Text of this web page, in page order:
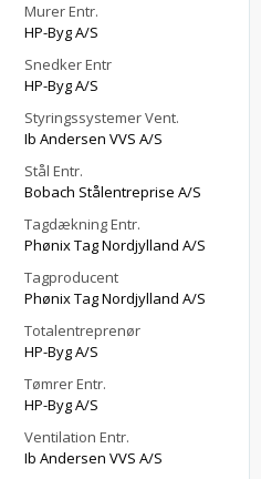
Murer Entr.
HP-Byg A/S
Snedker Entr
HP-Byg A/S
Styringssystemer Vent.
Ib Andersen VVS A/S
Stål Entr.
Bobach Stålentreprise A/S
Tagdækning Entr.
Phønix Tag Nordjylland A/S
Tagproducent
Phønix Tag Nordjylland A/S
Totalentreprenør
HP-Byg A/S
Tømrer Entr.
HP-Byg A/S
Ventilation Entr.
Ib Andersen VVS A/S